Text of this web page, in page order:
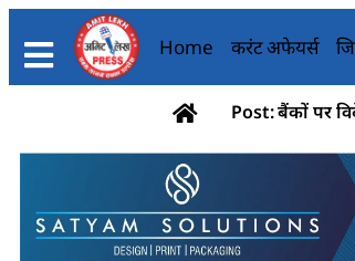
Home करंट अफेयर्स
Post: बैंकों पर